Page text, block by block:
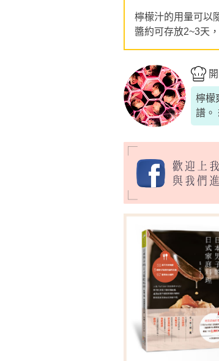
檸檬汁的用量可以
醬約可存放2~3天
檸檬
譜。